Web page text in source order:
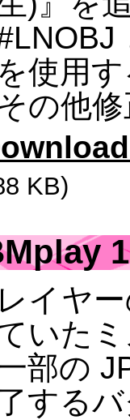
を使用
の他
KB)
レイヤ
いた
部の
する